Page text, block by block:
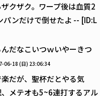
クザク。ワープ後は血質2
ンだけで倒せたよ -- [ID:L
だなこいつｗいやーきつ
06-18 (日) 23:06:34
だが、聖杯だとやる気
メテオも5~6連打するアル